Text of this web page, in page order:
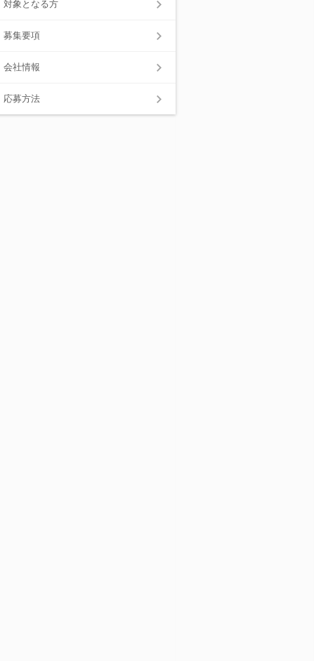
対象となる方
募集要項
会社情報
応募方法